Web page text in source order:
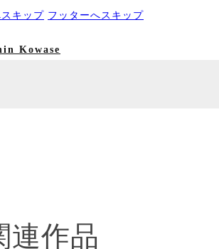
キップ フッターへスキップ
Kowase
連作品